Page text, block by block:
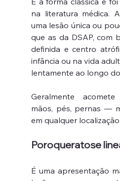
na literatura médica.
uma lesão única ou
que as da DSAP, com
definida e centro
infância ou na vida
lentamente ao longo
Geralmente
mãos, pés, pernas —
em qualquer localização.
Poroqueratose
É uma apresentação